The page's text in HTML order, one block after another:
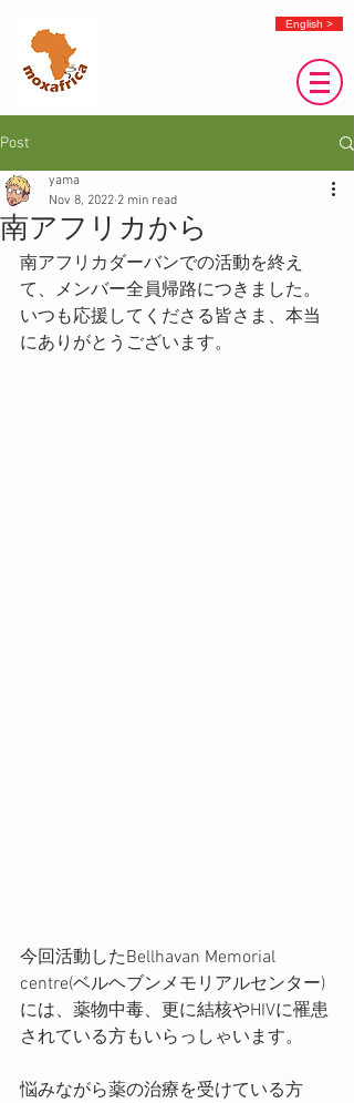
English >
Post
南アフリカから
yama
Nov 8, 2022 2 min read
南アフリカダーバンでの活動を終え
て、メンバー全員帰路につきました。
いつも応援してくださる皆さま、本当
にありがとうございます。
今回活動したBellhavan Memorial
centre(ベルヘブンメモリアルセンター)
には、薬物中毒、更に結核やHIVに罹患
されている方もいらっしゃいます。
悩みながら薬の治療を受けている方